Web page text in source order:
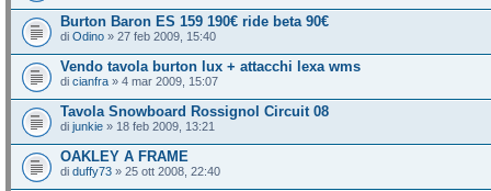
Burton Baron ES 159 190€ ride beta 90€
di Odino » 27 feb 2009, 15:40
Vendo tavola burton lux + attacchi lexa wms
di cianfra » 4 mar 2009, 15:07
Tavola Snowboard Rossignol Circuit 08
di junkie » 18 feb 2009, 13:21
OAKLEY A FRAME
di duffy73 » 25 ott 2008, 22:40